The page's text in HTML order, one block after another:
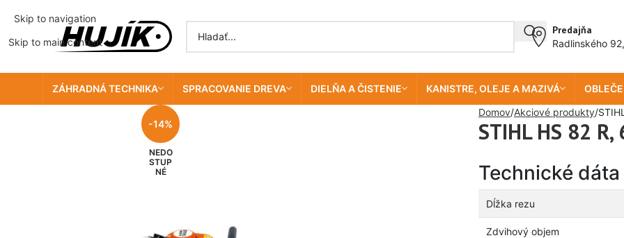
Skip to navigation
Skip to main content
Predajňa
Radlinského
ZÁHRADNÁ TECHNIKA SPRACOVANIE DREVA DIELŇA A ČISTENIE KANISTRE, OLEJE A MAZIVÁ
-14%
NEDO
STUP
NÉ
Domov Akciové produkty
STIHL HS 82 R,
Technické dáta
Dĺžka rezu
Zdvihový objem